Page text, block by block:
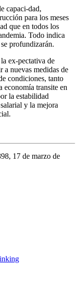
capaci-dad,
para los meses
que en todos los
Todo indica
profundizarán.
ex-pectativa de
a nuevas medidas de
condiciones, tanto
economía transite en
la estabilidad
y la mejora
17 de marzo de